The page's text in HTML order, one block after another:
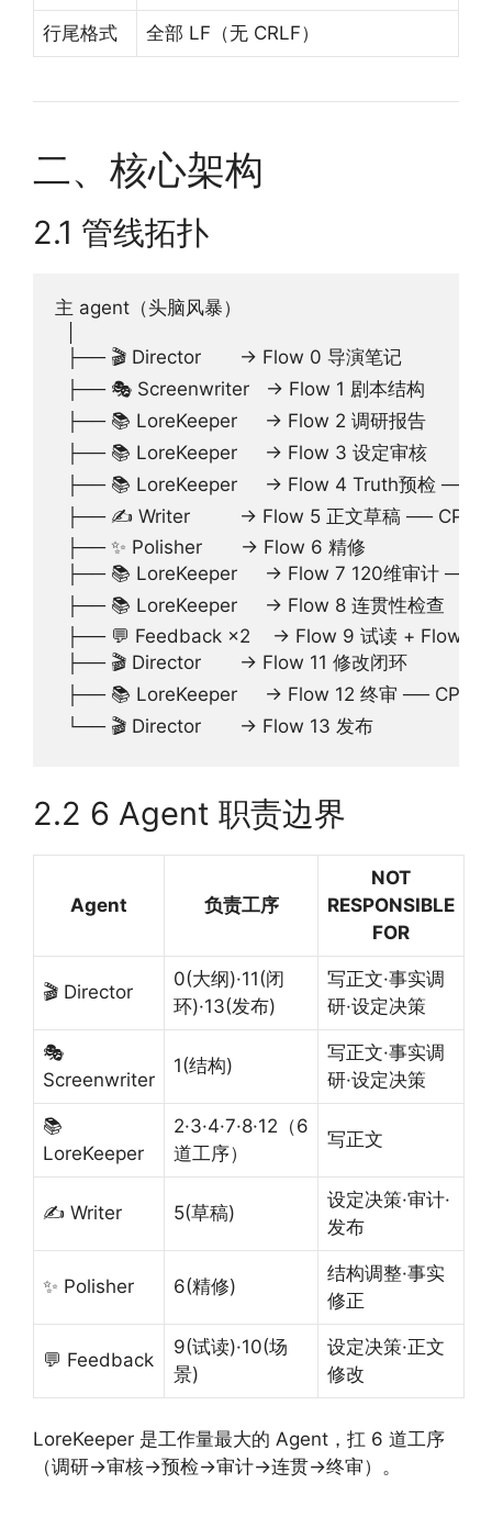
行尾格式 全部 LF（无 CRLF）
二、核心架构
2.1 管线拓扑
主 agent（头脑风暴）
  ├── 🎬 Director       → Flow 0 导演笔记
  ├── 🎭 Screenwriter   → Flow 1 剧本结构
  ├── 📚 LoreKeeper     → Flow 2 调研报告
  ├── 📚 LoreKeeper     → Flow 3 设定审核
├── 📚 LoreKeeper     → Flow 4 Truth预检 ──
  ├── ✍️ Writer         → Flow 5 正文草稿 ── CP2
  ├── ✨ Polisher       → Flow 6 精修
├── 📚 LoreKeeper     → Flow 7 120维审计 ──
  ├── 📚 LoreKeeper     → Flow 8 连贯性检查
├── 💬 Feedback ×2    → Flow 9 试读 + Flow
  ├── 🎬 Director       → Flow 11 修改闭环
  ├── 📚 LoreKeeper     → Flow 12 终审 ── CP4
2.2 6 Agent 职责边界
Agent 负责工序
NOT
RESPONSIBLE
FOR
🎬 Director
0(大纲)·11(闭
环)·13(发布)
写正文·事实调
研·设定决策
🎭
Screenwriter
1(结构)
写正文·事实调
研·设定决策
📚
LoreKeeper
2·3·4·7·8·12（6
道工序）
写正文
✍️ Writer 5(草稿)
设定决策·审计·
发布
✨ Polisher 6(精修)
结构调整·事实
修正
💬 Feedback
9(试读)·10(场
景)
设定决策·正文
修改
LoreKeeper 是工作量最大的 Agent，扛 6 道工序
（调研→审核→预检→审计→连贯→终审）。